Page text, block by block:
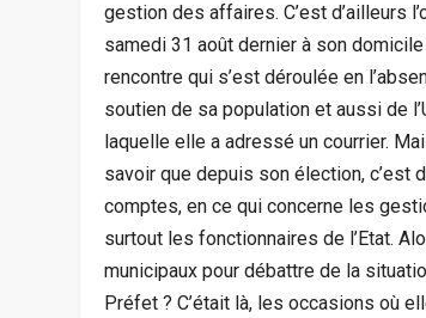
gestion des affaires. C’est d’ailleurs
samedi 31 août dernier à son
rencontre qui s’est déroulée en
soutien de sa population et aussi de
laquelle elle a adressé un courrier.
savoir que depuis son élection, c’est
comptes, en ce qui concerne les
surtout les fonctionnaires de l’Etat.
municipaux pour débattre de la
Préfet ? C’était là, les occasions où